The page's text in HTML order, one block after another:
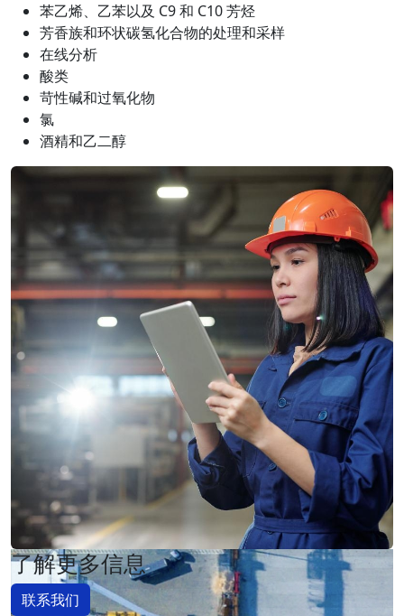
苯乙烯、乙苯以及 C9 和 C10 芳烃
芳香族和环状碳氢化合物的处理和采样
在线分析
酸类
苛性碱和过氧化物
氯
酒精和乙二醇
了解更多信息
联系我们